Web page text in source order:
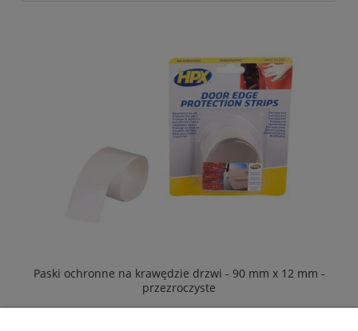
Paski ochronne na krawędzie drzwi - 90 mm x 12 mm -
przezroczyste